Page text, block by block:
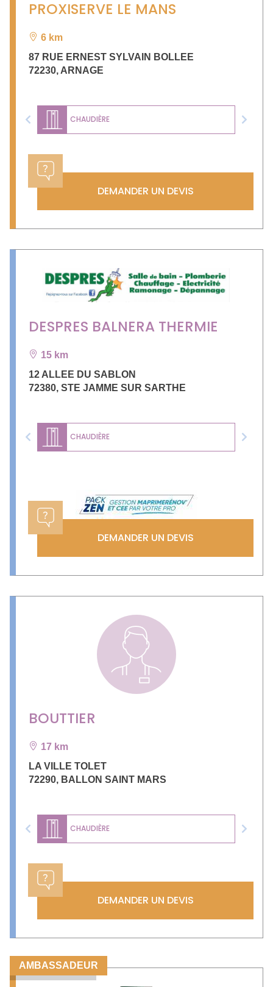
PROXISERVE LE MANS
6 km
87 RUE ERNEST SYLVAIN BOLLEE
72230, ARNAGE
CHAUDIÈRE
Previous Next
DEMANDER UN DEVIS
DESPRES BALNERA THERMIE
15 km
12 ALLEE DU SABLON
72380, STE JAMME SUR SARTHE
CHAUDIÈRE
Previous Next
DEMANDER UN DEVIS
BOUTTIER
17 km
LA VILLE TOLET
72290, BALLON SAINT MARS
CHAUDIÈRE
Previous Next
DEMANDER UN DEVIS
AMBASSADEUR